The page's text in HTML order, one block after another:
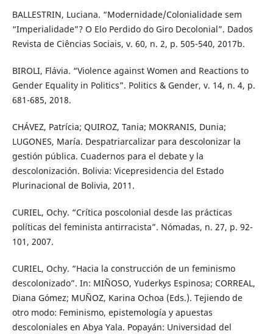
BALLESTRIN, Luciana. “Modernidade/Colonialidade sem
“Imperialidade”? O Elo Perdido do Giro Decolonial”. Dados
Revista de Ciências Sociais, v. 60, n. 2, p. 505-540, 2017b.
BIROLI, Flávia. “Violence against Women and Reactions to
Gender Equality in Politics”. Politics & Gender, v. 14, n. 4, p.
681-685, 2018.
CHÁVEZ, Patrícia; QUIROZ, Tania; MOKRANIS, Dunia;
LUGONES, María. Despatriarcalizar para descolonizar la
gestión pública. Cuadernos para el debate y la
descolonización. Bolivia: Vicepresidencia del Estado
Plurinacional de Bolivia, 2011.
CURIEL, Ochy. “Crítica poscolonial desde las prácticas
políticas del feminista antirracista”. Nómadas, n. 27, p. 92-
101, 2007.
CURIEL, Ochy. “Hacia la construcción de un feminismo
descolonizado”. In: MIÑOSO, Yuderkys Espinosa; CORREAL,
Diana Gómez; MUÑOZ, Karina Ochoa (Eds.). Tejiendo de
otro modo: Feminismo, epistemología y apuestas
descoloniales en Abya Yala. Popayán: Universidad del